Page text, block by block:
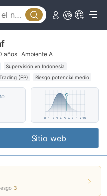
años Ambiente A
Supervisión en Indonesia
(EP)
Riesgo potencial medio
Sitio web
3